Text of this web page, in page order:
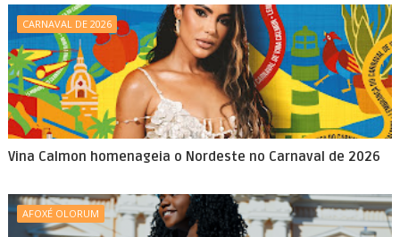
CARNAVAL DE 2026
Vina Calmon homenageia o Nordeste no Carnaval de 2026
AFOXÉ OLORUM